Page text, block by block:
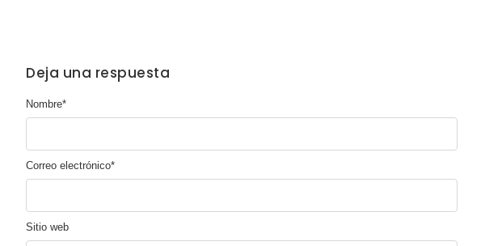
Deja una respuesta
Nombre*
Correo electrónico*
Sitio web